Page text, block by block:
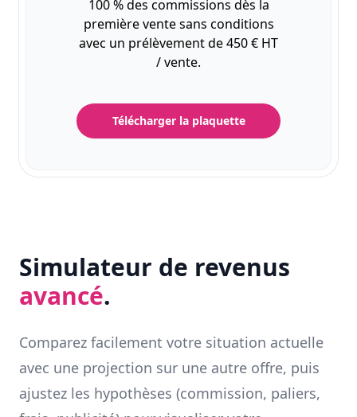
100 % des commissions dès la
première vente sans conditions
avec un prélèvement de 450 € HT
/ vente.
Télécharger la plaquette
Simulateur de revenus
avancé.
Comparez facilement votre situation actuelle
avec une projection sur une autre offre, puis
ajustez les hypothèses (commission, paliers,